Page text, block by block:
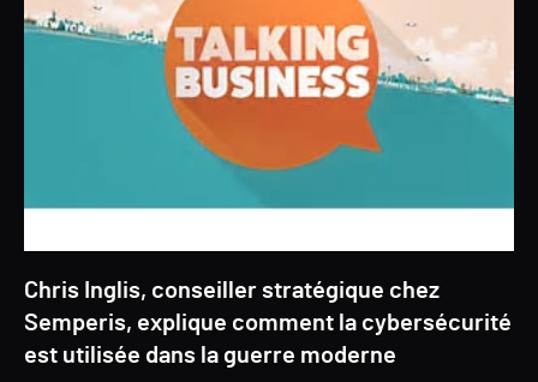
Chris Inglis, conseiller stratégique chez
Semperis, explique comment la cybersécurité
est utilisée dans la guerre moderne